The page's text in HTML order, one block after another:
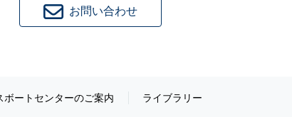
お問い合わせ
ボートセンターのご案内 ライブラリー